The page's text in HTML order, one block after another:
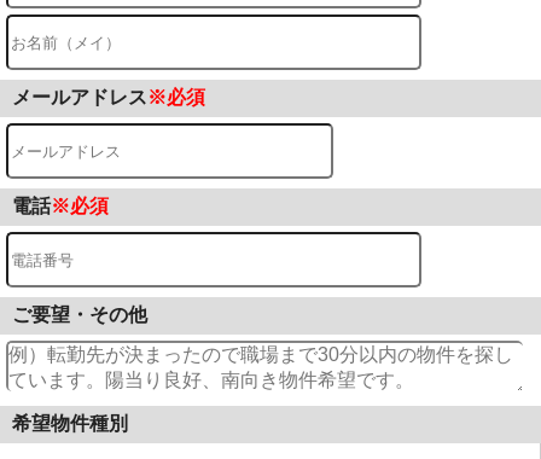
メールアドレス※必須
電話※必須
ご要望・その他
希望物件種別